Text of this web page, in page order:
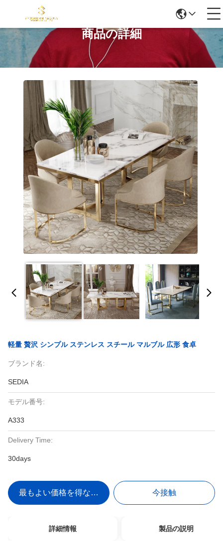
商品の詳細
軽量 贅沢 シンプル ステンレス スチール マルブル 広形 食卓
ブランド名:
SEDIA
モデル番号:
A333
Delivery Time:
30days
最もよい価格を得なさい 今接触
詳細情報 製品の説明